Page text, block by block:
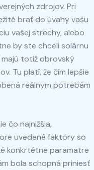
zdrojov. Pri
brať do úvahy vašu
vašej strechy, alebo
by ste chceli solárnu
totiž obrovský
Tu platí, že čím lepšie
reálnym potrebám
čo najnižšia,
uvedené faktory so
konkrtétne paramatre
bola schopná priniesť